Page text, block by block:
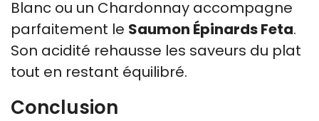
Blanc ou un Chardonnay accompagne
parfaitement le Saumon Épinards Feta.
Son acidité rehausse les saveurs du plat
tout en restant équilibré.
Conclusion